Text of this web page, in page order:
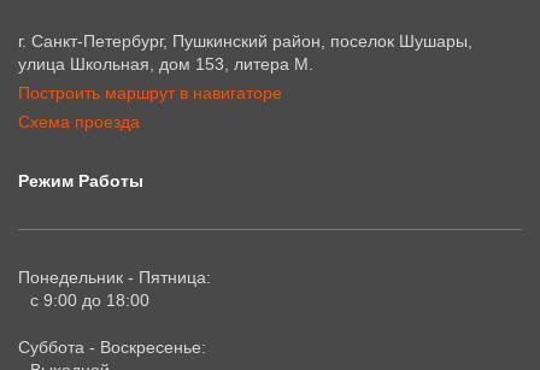
г. Санкт-Петербург, Пушкинский район, поселок Шушары,
улица Школьная, дом 153, литера М.
Построить маршрут в навигаторе
Схема проезда
Режим Работы
Понедельник - Пятница:
с 9:00 до 18:00
Суббота - Воскресенье: